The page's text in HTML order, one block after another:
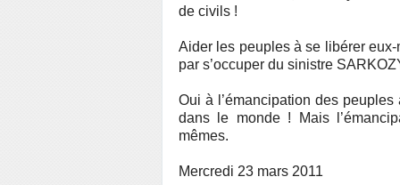
de civils !
Aider les peuples à se libérer
par s’occuper du sinistre
Oui à l’émancipation des
dans le monde ! Mais
mêmes.
Mercredi 23 mars 2011